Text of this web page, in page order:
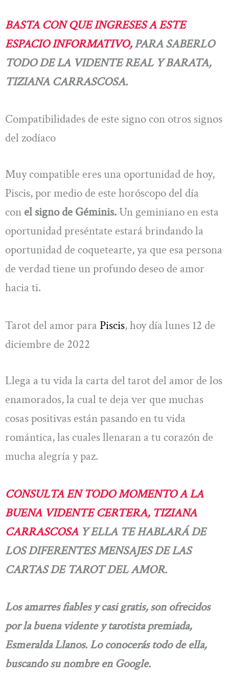
BASTA CON QUE INGRESES A ESTE
ESPACIO INFORMATIVO,PARA SABERLO
TODO DE LA VIDENTE REAL Y BARATA,
TIZIANA CARRASCOSA.
Compatibilidades de este signo con otros signos
del zodíaco
Muy compatible eres una oportunidad de hoy,
Piscis, por medio de este horóscopo del día
con el signo de Géminis.Un geminiano en esta
oportunidad preséntate estará brindando la
oportunidad de coquetearte, ya que esa persona
de verdad tiene un profundo deseo de amor
hacia ti.
Tarot del amor para Piscis, hoy día lunes 12 de
diciembre de 2022
Llega a tu vida la carta del tarot del amor de los
enamorados, la cual te deja ver que muchas
cosas positivas están pasando en tu vida
romántica, las cuales llenaran a tu corazón de
mucha alegría y paz.
CONSULTA EN TODO MOMENTO A LA
BUENA VIDENTE CERTERA, TIZIANA
CARRASCOSA Y ELLA TE HABLARÁ DE
LOS DIFERENTES MENSAJES DE LAS
CARTAS DE TAROT DEL AMOR.
Los amarres fiables y casi gratis, son ofrecidos
por la buena vidente y tarotista premiada,
Esmeralda Llanos. Lo conocerás todo de ella,
buscando su nombre en Google.